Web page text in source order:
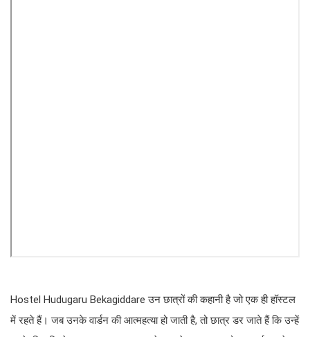
Hostel Hudugaru Bekagiddare उन छात्रों की कहानी है जो एक ही हॉस्टल
में रहते हैं। जब उनके वार्डन की आत्महत्या हो जाती है, तो छात्र डर जाते हैं कि उन्हें